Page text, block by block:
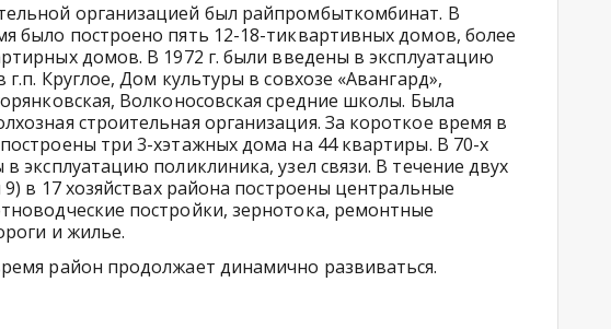
организацией был райпромбыткомбинат. В
было построено пять 12-18-тиквартивных домов, более
домов. В 1972 г. были введены в эксплуатацию
Круглое, Дом культуры в совхозе «Авангард»,
Волконосовская средние школы. Была
строительная организация. За короткое время в
три 3-хэтажных дома на 44 квартиры. В 70-х
эксплуатацию поликлиника, узел связи. В течение двух
9) в 17 хозяйствах района построены центральные
постройки, зернотока, ремонтные
и жилье.
район продолжает динамично развиваться.